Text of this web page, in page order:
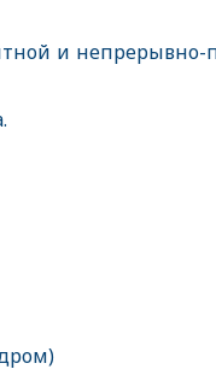
и непрерывно-